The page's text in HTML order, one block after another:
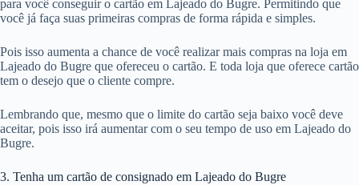
para você conseguir o cartão em Lajeado do Bugre. Permitindo que
você já faça suas primeiras compras de forma rápida e simples.
Pois isso aumenta a chance de você realizar mais compras na loja em
Lajeado do Bugre que ofereceu o cartão. E toda loja que oferece cartão
tem o desejo que o cliente compre.
Lembrando que, mesmo que o limite do cartão seja baixo você deve
aceitar, pois isso irá aumentar com o seu tempo de uso em Lajeado do
Bugre.
3. Tenha um cartão de consignado em Lajeado do Bugre